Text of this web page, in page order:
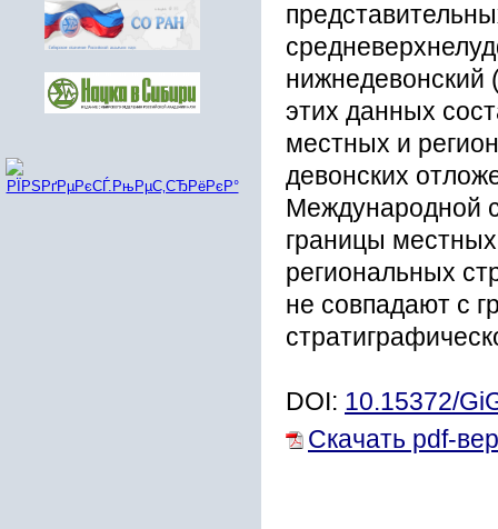
нижнедевонский
этих данных
местных и
девонских
Международной
границы
региональных
не совпадают с
DOI: 10.15372/
Скачать pdf-